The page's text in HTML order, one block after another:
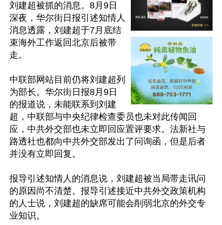
刘建超被抓的消息。8月9日
深夜，华尔街日报引述知情人
消息透露，刘建超于7月底结
束海外工作返回北京后被带
走。
中联部网站目前仍将刘建超列
为部长。华尔街日报8月9日
的报道说，未能联系到刘建
超，中联部与中央纪律检查委员也未对此传闻回
应，中共外交部也未立即回应置评要求。法新社与
路透社也都向中共外交部发出了问询函，但是后者
并没有立即回复。
报导引述知情人的消息说，刘建超被当局带走讯问
的原因尚不清楚。报导引述接近中共外交政策机构
的人士说，刘建超的缺席可能会削弱北京的外交专
业知识。